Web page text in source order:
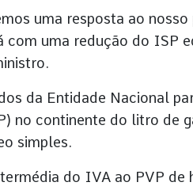
uma resposta ao
com uma redução do ISP
da Entidade Nacional
no continente do litro de
simples.
do IVA ao PVP